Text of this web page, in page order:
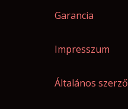
Garancia
Impresszum
Általános